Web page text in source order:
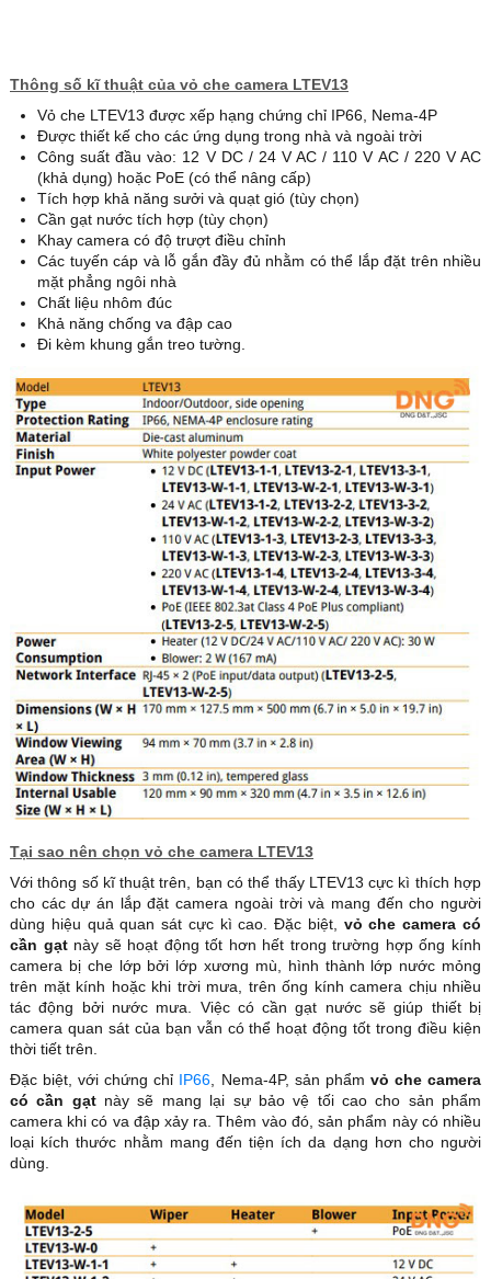
Thông số kĩ thuật của vỏ che camera LTEV13
Vỏ che LTEV13 được xếp hạng chứng chỉ IP66, Nema-4P
Được thiết kế cho các ứng dụng trong nhà và ngoài trời
Công suất đầu vào: 12 V DC / 24 V AC / 110 V AC / 220 V AC
(khả dụng) hoặc PoE (có thể nâng cấp)
Tích hợp khả năng sưởi và quạt gió (tùy chọn)
Cần gạt nước tích hợp (tùy chọn)
Khay camera có độ trượt điều chỉnh
Các tuyến cáp và lỗ gắn đầy đủ nhằm có thể lắp đặt trên nhiều
mặt phẳng ngôi nhà
Chất liệu nhôm đúc
Khả năng chống va đập cao
Đi kèm khung gắn treo tường.
Tại sao nên chọn vỏ che camera LTEV13
Với thông số kĩ thuật trên, bạn có thể thấy LTEV13 cực kì thích hợp
cho các dự án lắp đặt camera ngoài trời và mang đến cho người
dùng hiệu quả quan sát cực kì cao. Đặc biệt, vỏ che camera có
cần gạtnày sẽ hoạt động tốt hơn hết trong trường hợp ống kính
camera bị che lớp bởi lớp xương mù, hình thành lớp nước mỏng
trên mặt kính hoặc khi trời mưa, trên ống kính camera chịu nhiều
tác động bởi nước mưa. Việc có cần gạt nước sẽ giúp thiết bị
camera quan sát của bạn vẫn có thể hoạt động tốt trong điều kiện
thời tiết trên.
Đặc biệt, với chứng chỉ IP66, Nema-4P, sản phẩm vỏ che camera
có cần gạt này sẽ mang lại sự bảo vệ tối cao cho sản phẩm
camera khi có va đập xảy ra. Thêm vào đó, sản phẩm này có nhiều
loại kích thước nhằm mang đến tiện ích da dạng hơn cho người
dùng.